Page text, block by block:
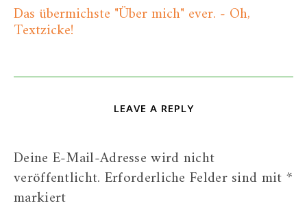
Das übermichste "Über mich" ever. - Oh,
Textzicke!
LEAVE A REPLY
Deine E-Mail-Adresse wird nicht
veröffentlicht. Erforderliche Felder sind mit*
markiert